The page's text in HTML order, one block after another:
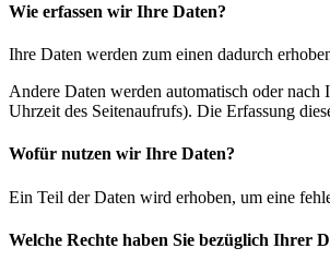
Wie erfassen wir Ihre Daten?
Ihre Daten werden zum einen dadurch
Andere Daten werden automatisch oder
Uhrzeit des Seitenaufrufs). Die Erfassung
Wofür nutzen wir Ihre Daten?
Ein Teil der Daten wird erhoben, um eine
Welche Rechte haben Sie bezüglich Ihrer